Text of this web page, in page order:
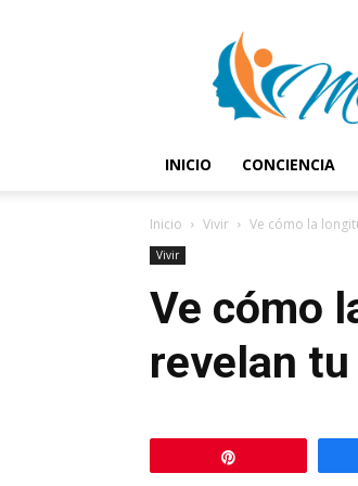
INICIO CONCIENCIA
Inicio Vivir Ve cómo la
Vivir
Ve cómo
revelan